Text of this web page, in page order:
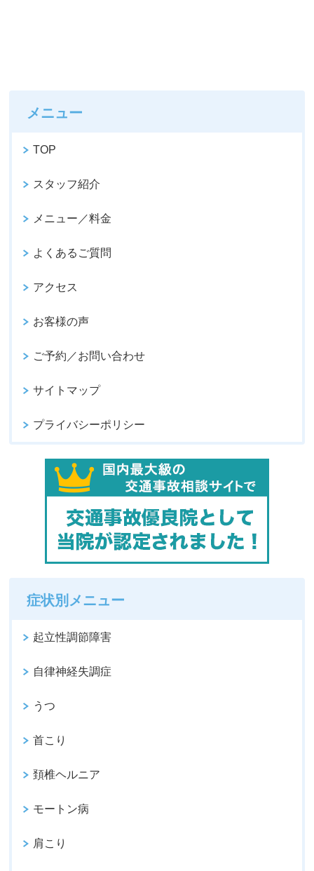
メニュー
TOP
スタッフ紹介
メニュー／料金
よくあるご質問
アクセス
お客様の声
ご予約／お問い合わせ
サイトマップ
プライバシーポリシー
症状別メニュー
起立性調節障害
自律神経失調症
うつ
首こり
頚椎ヘルニア
モートン病
肩こり